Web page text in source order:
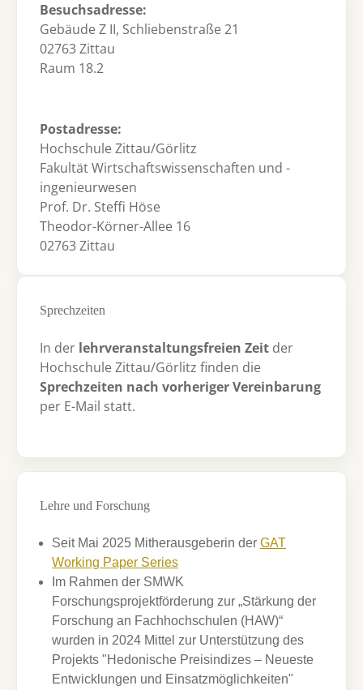
Besuchsadresse:
Gebäude Z II, Schliebenstraße 21
02763 Zittau
Raum 18.2
Postadresse:
Hochschule Zittau/Görlitz
Fakultät Wirtschaftswissenschaften und -
ingenieurwesen
Prof. Dr. Steffi Höse
Theodor-Körner-Allee 16
02763 Zittau
Sprechzeiten
In der lehrveranstaltungsfreien Zeit der
Hochschule Zittau/Görlitz finden die
Sprechzeiten nach vorheriger Vereinbarung
per E-Mail statt.
Lehre und Forschung
Seit Mai 2025 Mitherausgeberin der GAT
Working Paper Series
Im Rahmen der SMWK
Forschungsprojektförderung zur „Stärkung der
Forschung an Fachhochschulen (HAW)“
wurden in 2024 Mittel zur Unterstützung des
Projekts "Hedonische Preisindizes – Neueste
Entwicklungen und Einsatzmöglichkeiten"